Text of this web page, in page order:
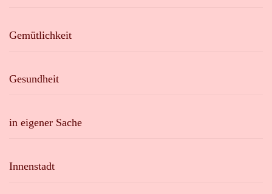
Gemütlichkeit
Gesundheit
in eigener Sache
Innenstadt